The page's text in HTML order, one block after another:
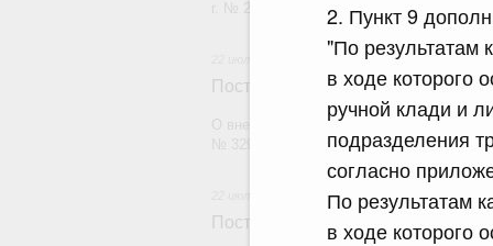
2. Пункт 9
"По результатам
в ходе которого
ручной клади и
подразделения
согласно
По результатам
в ходе которого
Постановление Правительства
О внесении изменения в постановление
Постановление Правительства